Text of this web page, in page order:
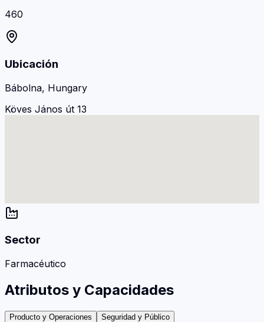
460
Ubicación
Bábolna, Hungary
Köves János út 13
Sector
Farmacéutico
Atributos y Capacidades
Producto y Operaciones
Seguridad y Público